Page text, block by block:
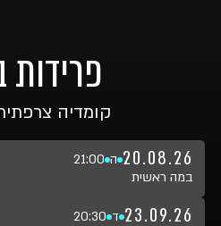
קומדיה
20.08.26 ה 21:00
במה ראשית
23.09.26 ד 20:30